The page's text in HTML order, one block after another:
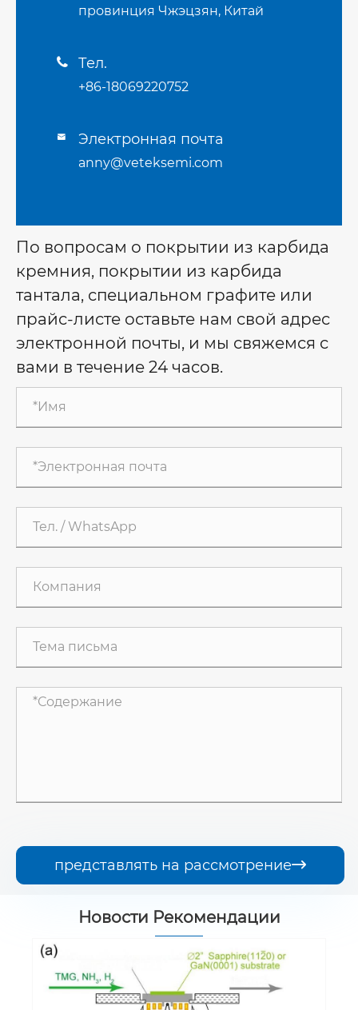
провинция Чжэцзян, Китай
 Тел.
+86-18069220752
 Электронная почта
anny@veteksemi.com
По вопросам о покрытии из карбида
кремния, покрытии из карбида
тантала, специальном графите или
прайс-листе оставьте нам свой адрес
электронной почты, и мы свяжемся с
вами в течение 24 часов.
представлять на рассмотрение
Новости Рекомендации